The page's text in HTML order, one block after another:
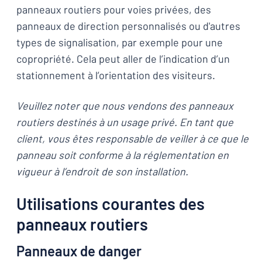
panneaux routiers pour voies privées, des
panneaux de direction personnalisés ou d'autres
types de signalisation, par exemple pour une
copropriété. Cela peut aller de l’indication d’un
stationnement à l’orientation des visiteurs.
Veuillez noter que nous vendons des panneaux
routiers destinés à un usage privé. En tant que
client, vous êtes responsable de veiller à ce que le
panneau soit conforme à la réglementation en
vigueur à l’endroit de son installation.
Utilisations courantes des
panneaux routiers
Panneaux de danger